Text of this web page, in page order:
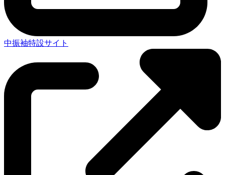
中振袖特設サイト